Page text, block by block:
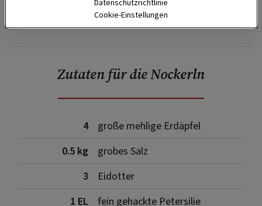
SPEICHERN DRUCKEN
Zutaten für die Nockerln
4
große mehlige Erdäpfel
0.5 kg
grobes Salz
3
Eidotter
1 EL
fein gehackte Petersilie
Datenschutzrichtlinie
Cookie-Einstellungen